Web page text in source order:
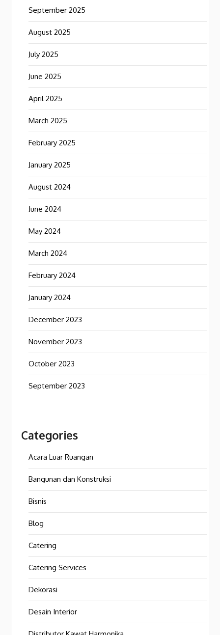
September 2025
August 2025
July 2025
June 2025
April 2025
March 2025
February 2025
January 2025
August 2024
June 2024
May 2024
March 2024
February 2024
January 2024
December 2023
November 2023
October 2023
September 2023
Categories
Acara Luar Ruangan
Bangunan dan Konstruksi
Bisnis
Blog
Catering
Catering Services
Dekorasi
Desain Interior